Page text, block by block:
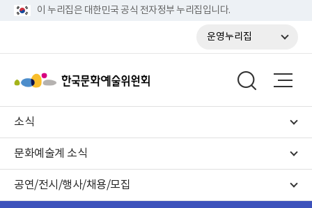
이 누리집은 대한민국 공식 전자정부 누리집입니다.
운영누리집
소식
문화예술계 소식
공연/전시/행사/채용/모집